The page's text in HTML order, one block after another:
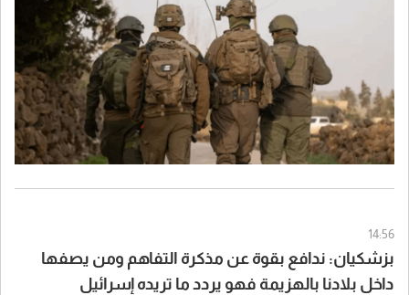
14:56
بزشكيان: ندافع بقوة عن مذكرة التفاهم ومن يصفها
داخل بلادنا بالهزيمة فهو يردد ما تريده إسرائيل